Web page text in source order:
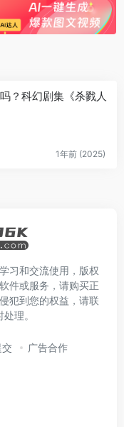
？科幻剧集《杀戮人
1年前 (2025)
习和交流使用，版权
件或服务，请购买正
犯到您的权益，请联
理。
广告合作